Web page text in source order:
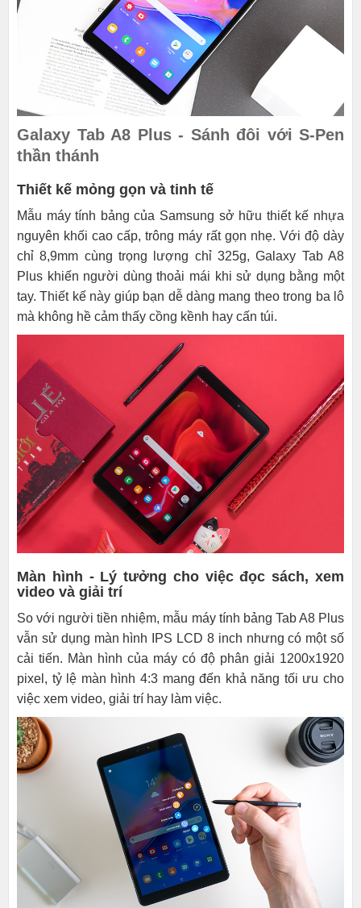
Galaxy Tab A8 Plus - Sánh đôi với S-Pen
thần thánh
Thiết kế mỏng gọn và tinh tế
Mẫu máy tính bảng của Samsung sở hữu thiết kế nhựa
nguyên khối cao cấp, trông máy rất gọn nhẹ. Với độ dày
chỉ 8,9mm cùng trọng lượng chỉ 325g, Galaxy Tab A8
Plus khiến người dùng thoải mái khi sử dụng bằng một
tay. Thiết kế này giúp bạn dễ dàng mang theo trong ba lô
mà không hề cảm thấy cồng kềnh hay cấn túi.
Màn hình - Lý tưởng cho việc đọc sách, xem
video và giải trí
So với người tiền nhiệm, mẫu máy tính bảng Tab A8 Plus
vẫn sử dụng màn hình IPS LCD 8 inch nhưng có một số
cải tiến. Màn hình của máy có độ phân giải 1200x1920
pixel, tỷ lệ màn hình 4:3 mang đến khả năng tối ưu cho
việc xem video, giải trí hay làm việc.